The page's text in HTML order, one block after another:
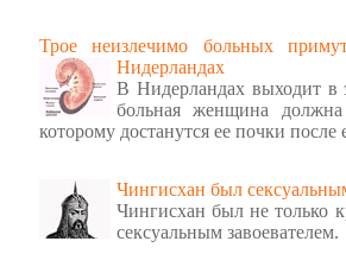
Трое неизлечимо больных
Нидерландах
В Нидерландах выходит в
больная женщина
которому достанутся ее почки после
Чингисхан был
Чингисхан был не только
сексуальным завоевателем.